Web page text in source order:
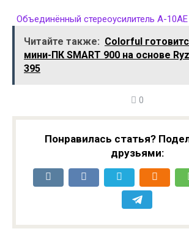
Объединённый стереоусилитель A-10AE
Читайте также: Colorful
мини-ПК SMART 900 на основе
395
0
Понравилась статья?
друзьями: